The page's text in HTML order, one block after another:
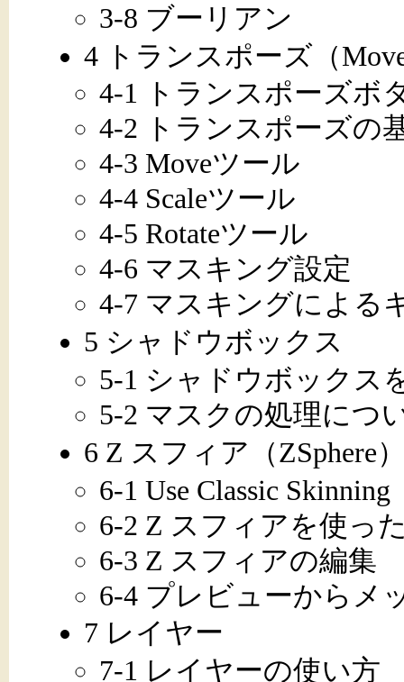
3-8 ブーリアン
4 トランスポーズ（
4-1 トランスポーズボ
4-2 トランスポーズの
4-3 Moveツール
4-4 Scaleツール
4-5 Rotateツール
4-6 マスキング設定
4-7 マスキングによる
5 シャドウボックス
5-1 シャドウボックス
5-2 マスクの処理につ
6 Z スフィア（ZSphere
6-1 Use Classic Skinning
6-2 Z スフィアを使っ
6-3 Z スフィアの編集
6-4 プレビューからメ
7 レイヤー
7-1 レイヤーの使い方